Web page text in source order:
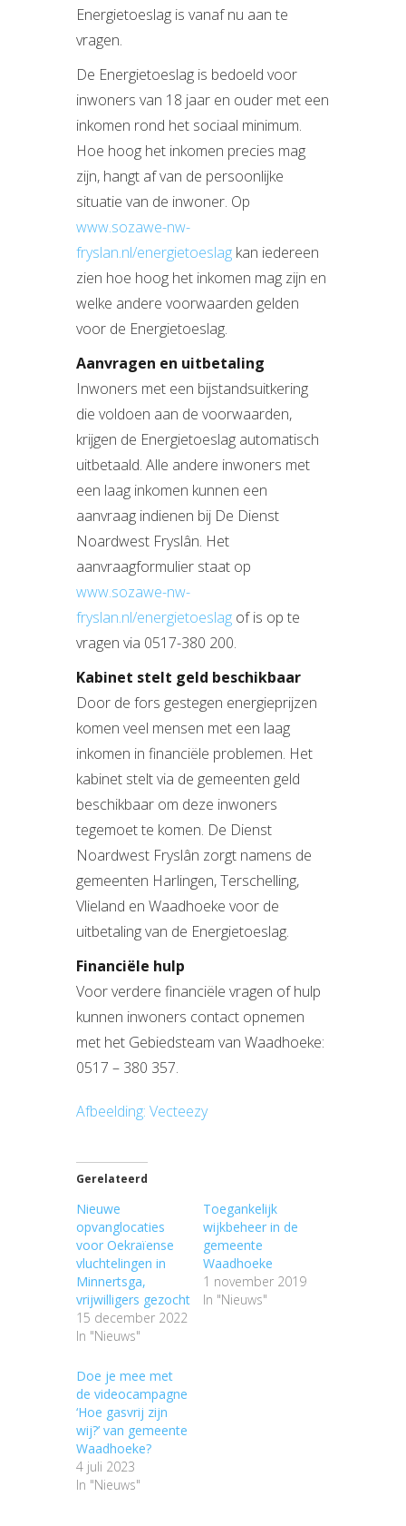
Energietoeslag is vanaf nu aan te
vragen.
De Energietoeslag is bedoeld voor
inwoners van 18 jaar en ouder met een
inkomen rond het sociaal minimum.
Hoe hoog het inkomen precies mag
zijn, hangt af van de persoonlijke
situatie van de inwoner. Op
www.sozawe-nw-
fryslan.nl/energietoeslag kan iedereen
zien hoe hoog het inkomen mag zijn en
welke andere voorwaarden gelden
voor de Energietoeslag.
Aanvragen en uitbetaling
Inwoners met een bijstandsuitkering
die voldoen aan de voorwaarden,
krijgen de Energietoeslag automatisch
uitbetaald. Alle andere inwoners met
een laag inkomen kunnen een
aanvraag indienen bij De Dienst
Noardwest Fryslân. Het
aanvraagformulier staat op
www.sozawe-nw-
fryslan.nl/energietoeslag of is op te
vragen via 0517-380 200.
Kabinet stelt geld beschikbaar
Door de fors gestegen energieprijzen
komen veel mensen met een laag
inkomen in financiële problemen. Het
kabinet stelt via de gemeenten geld
beschikbaar om deze inwoners
tegemoet te komen. De Dienst
Noardwest Fryslân zorgt namens de
gemeenten Harlingen, Terschelling,
Vlieland en Waadhoeke voor de
uitbetaling van de Energietoeslag.
Financiële hulp
Voor verdere financiële vragen of hulp
kunnen inwoners contact opnemen
met het Gebiedsteam van Waadhoeke:
0517 – 380 357.
Afbeelding: Vecteezy
Gerelateerd
Nieuwe
opvanglocaties
voor Oekraïense
vluchtelingen in
Minnertsga,
vrijwilligers gezocht
15 december 2022
In "Nieuws"
Toegankelijk
wijkbeheer in de
gemeente
Waadhoeke
1 november 2019
In "Nieuws"
Doe je mee met
de videocampagne
‘Hoe gasvrij zijn
wij?’ van gemeente
Waadhoeke?
4 juli 2023
In "Nieuws"